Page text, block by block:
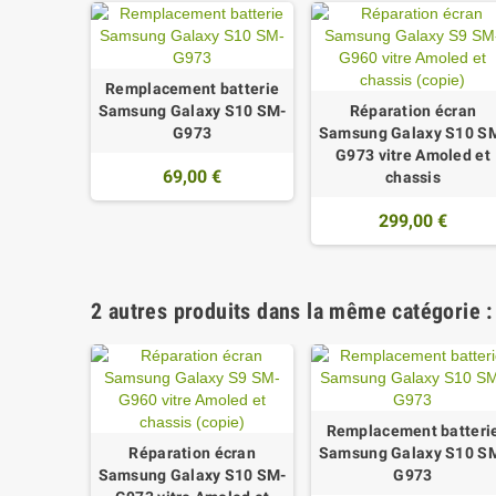
Remplacement batterie
Samsung Galaxy S10 SM-
G973
69,00 €
Réparation écran
Samsung Galaxy S10
G973 vitre Amoled et
chassis
299,00 €
2 autres produits dans la même catégorie :
Réparation écran
Samsung Galaxy S10 SM-
Remplacement
Samsung Galaxy S10
G973